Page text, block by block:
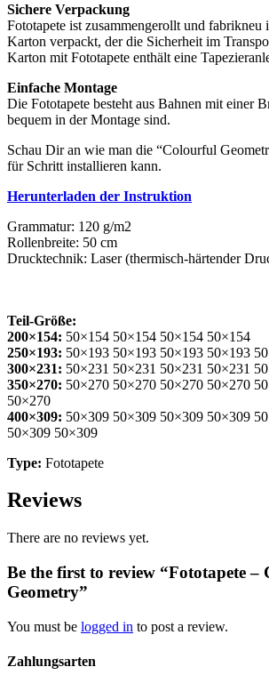
Sichere Verpackung
Fototapete ist zusammengerollt und fabrikneu
Karton verpackt, der die Sicherheit im
Karton mit Fototapete enthält eine
Einfache Montage
Die Fototapete besteht aus Bahnen mit einer
bequem in der Montage sind.
Schau Dir an wie man die “Colourful
für Schritt installieren kann.
Herunterladen der Instruktion
Grammatur: 120 g/m2
Rollenbreite: 50 cm
Drucktechnik: Laser (thermisch-härtender
Teil-Größe:
200×154: 50×154 50×154 50×154 50×154
250×193: 50×193 50×193 50×193 50×193
300×231: 50×231 50×231 50×231 50×231
350×270: 50×270 50×270 50×270 50×270
50×270
400×309: 50×309 50×309 50×309 50×309
50×309 50×309
Type: Fototapete
Reviews
There are no reviews yet.
Be the first to review “Fototapete –
Geometry”
You must be logged in to post a review.
Zahlungsarten